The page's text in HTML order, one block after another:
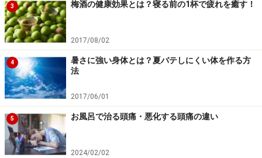
込みのシーズンに、甘さを抑えたり黒糖を入れたりと、
好みの梅酒を造るのもよいかもしれませんね。
※記事内容は執筆時点のものです。最新の内容をご確認くださ
い。
※当サイトにおける医師・医療従事者等による情報の提供は、診
断・治療行為ではありません。診断・治療を必要とする方は、適
切な医療機関での受診をおすすめいたします。記事内容は執筆者
個人の見解によるものであり、全ての方への有効性を保証するも
のではありません。当サイトで提供する情報に基づいて被ったい
かなる損害についても、当社、各ガイド、その他当社と契約した
情報提供者は一切の責任を負いかねます。
免責事項
3 梅酒の健康効果とは？寝る前の1杯で疲れを癒す！
2017/08/02
4
暑さに強い身体とは？夏バテしにくい体を作る方
法
2017/06/01
5 お風呂で治る頭痛・悪化する頭痛の違い
2024/02/02